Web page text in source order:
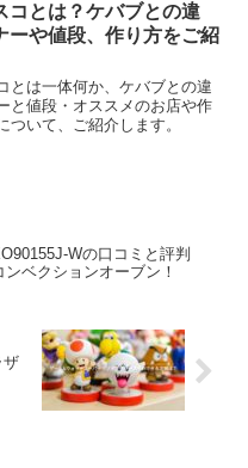
コとは？ケバブとの違
ーや値段、作り方をご紹
とは一体何か、ケバブとの違
と値段・オススメのお店や作
ついて、ご紹介します。
Wの口コミと評判
ンベクションオーブン！
ザ